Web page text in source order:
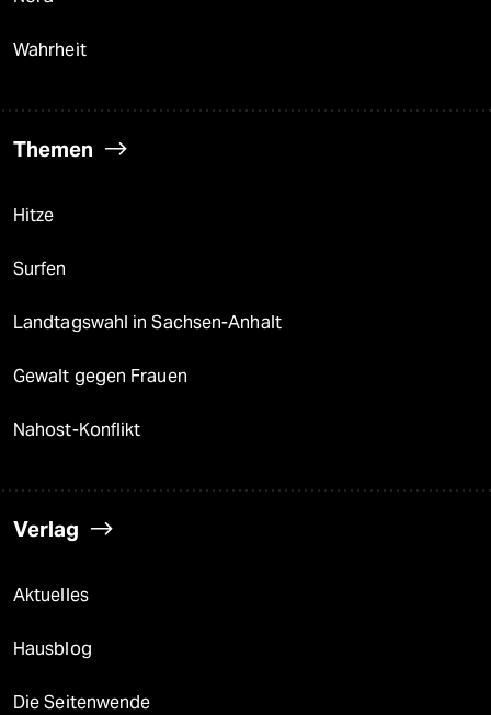
Wahrheit
Themen
Hitze
Surfen
Landtagswahl in Sachsen-Anhalt
Gewalt gegen Frauen
Nahost-Konflikt
Verlag
Aktuelles
Hausblog
Die Seitenwende